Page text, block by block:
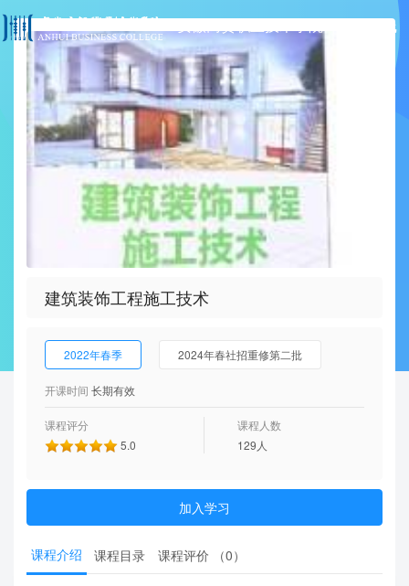
Toggle
安徽商贸职业技术学院MOOC在线
学习系统
建筑装饰工程施工技术
2022年春季 2024年春社招重修第二批
开课时间 长期有效
课程评分
5.0
课程人数
129人
加入学习
课程介绍 课程目录 课程评价 （0）